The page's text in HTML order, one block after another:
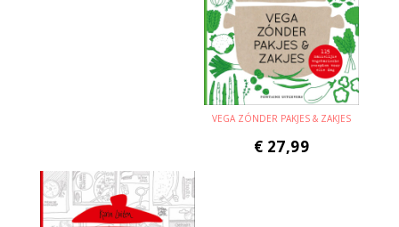
VEGA ZÓNDER PAKJES & ZAKJES
€ 27,99